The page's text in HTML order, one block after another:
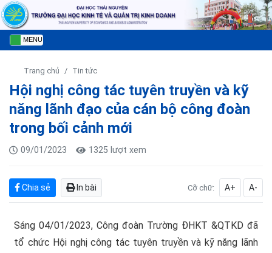
MENU
Trang chủ Tin tức
Hội nghị công tác tuyên truyền và kỹ
năng lãnh đạo của cán bộ công đoàn
trong bối cảnh mới
09/01/2023 1325 lượt xem
Chia sẻ In bài Cỡ chữ: A+ A-
Sáng 04/01/2023, Công đoàn Trường ĐHKT &QTKD đã
tổ chức Hội nghị công tác tuyên truyền và kỹ năng lãnh